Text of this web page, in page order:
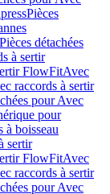
Pièces
Pièces détachées
à sertir
FlowFitAvec
raccords à sertir
pour Avec
pour
à boisseau
sertir
FlowFitAvec
raccords à sertir
pour Avec